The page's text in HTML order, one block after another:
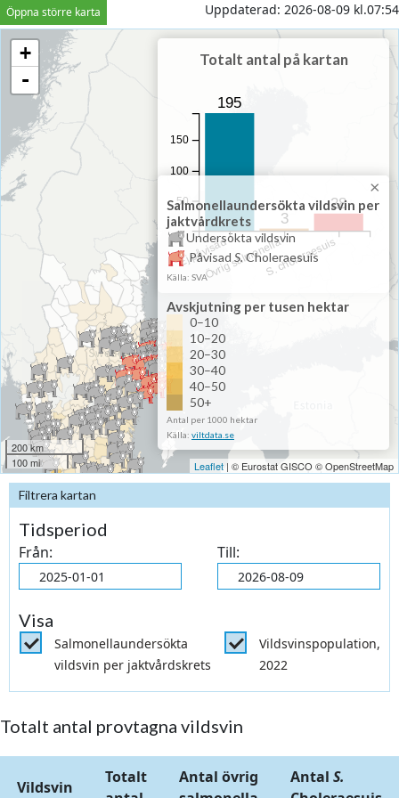
Öppna större karta Uppdaterad: 2026-08-09 kl.07:54
+
-
Totalt antal på kartan
Ej påvisadÖvrig salmonellaS. choleraesuis
50
100
150
195
3
28
200 km
100 mi
×
Salmonellaundersökta vildsvin per
jaktvårdkrets
Undersökta vildsvin
Påvisad S.Choleraesuis
Källa: SVA
Avskjutning per tusen hektar
0–10
10–20
20–30
30–40
40–50
50+
Antal per 1000 hektar
Källa: viltdata.se
Leaflet | © Eurostat GISCO © OpenStreetMap
Filtrera kartan
Tidsperiod
Från: Till:
Visa
Salmonellaundersökta
vildsvin per jaktvårdskrets
Vildsvinspopulation,
2022
Totalt antal provtagna vildsvin
Vildsvin
Totalt
Antal övrig
Antal S.